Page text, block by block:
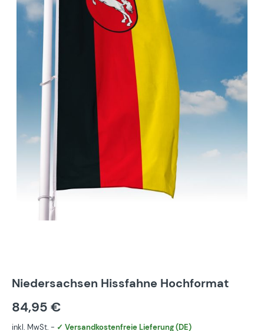
Niedersachsen Hissfahne Hochformat
84,95 €
inkl. MwSt. - ✓ Versandkostenfreie Lieferung (DE)